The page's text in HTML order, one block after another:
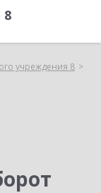
8
учреждения 8